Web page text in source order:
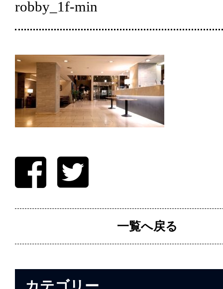
robby_1f-min
一覧へ戻る